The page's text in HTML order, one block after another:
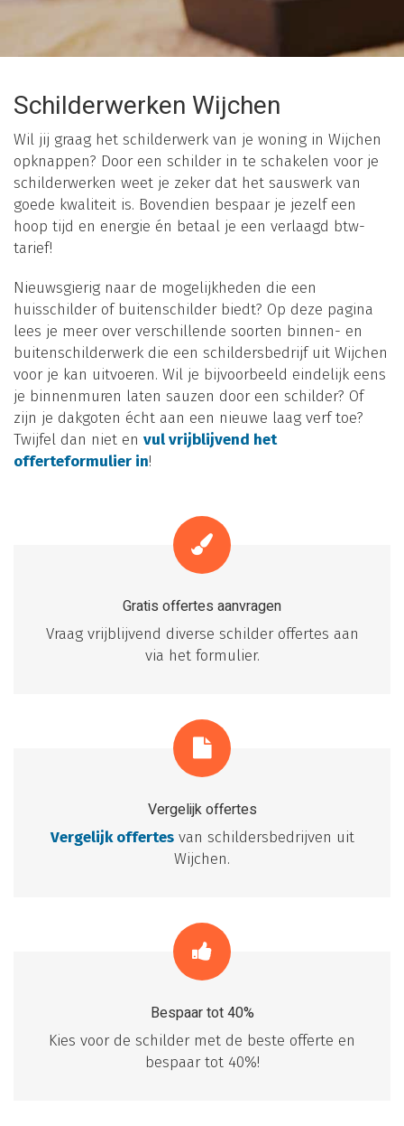
Schilderwerken Wijchen
Wil jij graag het schilderwerk van je woning in Wijchen
opknappen? Door een schilder in te schakelen voor je
schilderwerken weet je zeker dat het sauswerk van
goede kwaliteit is. Bovendien bespaar je jezelf een
hoop tijd en energie én betaal je een verlaagd btw-
tarief!
Nieuwsgierig naar de mogelijkheden die een
huisschilder of buitenschilder biedt? Op deze pagina
lees je meer over verschillende soorten binnen- en
buitenschilderwerk die een schildersbedrijf uit Wijchen
voor je kan uitvoeren. Wil je bijvoorbeeld eindelijk eens
je binnenmuren laten sauzen door een schilder? Of
zijn je dakgoten écht aan een nieuwe laag verf toe?
Twijfel dan niet en vul vrijblijvend het
offerteformulier in!
Gratis offertes aanvragen
Vraag vrijblijvend diverse schilder offertes aan
via het formulier.
Vergelijk offertes
Vergelijk offertesvan schildersbedrijven uit
Wijchen.
Bespaar tot 40%
Kies voor de schilder met de beste offerte en
bespaar tot 40%!